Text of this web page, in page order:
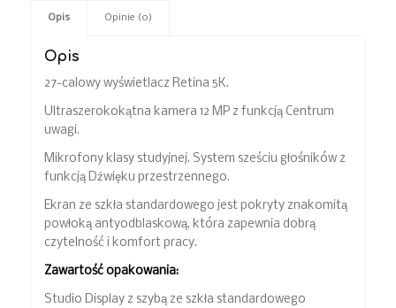
Opis Opinie (0)
Opis
27-calowy wyświetlacz Retina 5K.
Ultraszerokokątna kamera 12 MP z funkcją Centrum
uwagi.
Mikrofony klasy studyjnej. System sześciu głośników z
funkcją Dźwięku przestrzennego.
Ekran ze szkła standardowego jest pokryty znakomitą
powłoką antyodblaskową, która zapewnia dobrą
czytelność i komfort pracy.
Zawartość opakowania:
Studio Display z szybą ze szkła standardowego